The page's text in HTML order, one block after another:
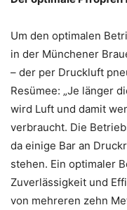
Um den optimalen
in der Münchener
– der per Druckluft
Resümee: „Je länger
wird Luft und damit
verbraucht. Die
da einige Bar an
stehen. Ein optimaler
Zuverlässigkeit und
von mehreren zehn